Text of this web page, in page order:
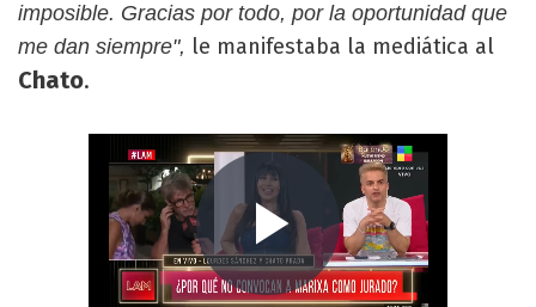
imposible. Gracias por todo, por la oportunidad que
me dan siempre", le manifestaba la mediática al
Chato.